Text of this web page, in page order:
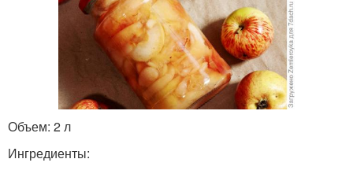
Объем: 2 л
Ингредиенты: